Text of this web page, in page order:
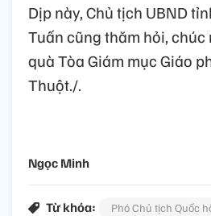
Dịp này, Chủ tịch UBND
Tuấn cũng thăm hỏi,
quà Tòa Giám mục Giáo
Thuột./.
Ngọc Minh
Từ khóa:
Phó Chủ tịch Quốc